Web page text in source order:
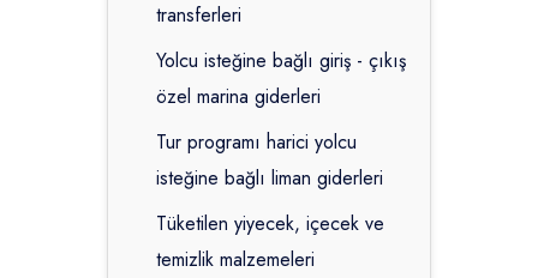
transferleri
Yolcu isteğine bağlı giriş - çıkış
özel marina giderleri
Tur programı harici yolcu
isteğine bağlı liman giderleri
Tüketilen yiyecek, içecek ve
temizlik malzemeleri